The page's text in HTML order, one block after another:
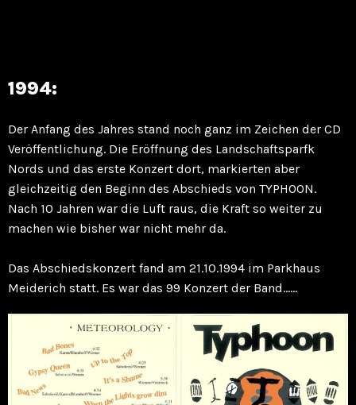
1994:
Der Anfang des Jahres stand noch ganz im Zeichen der CD
Veröffentlichung. Die Eröffnung des Landschaftsparfk
Nords und das erste Konzert dort, markierten aber
gleichzeitig den Beginn des Abschieds von TYPHOON.
Nach 10 Jahren war die Luft raus, die Kraft so weiter zu
machen wie bisher war nicht mehr da.
Das Abschiedskonzert fand am 21.10.1994 im Parkhaus
Meiderich statt. Es war das 99 Konzert der Band……